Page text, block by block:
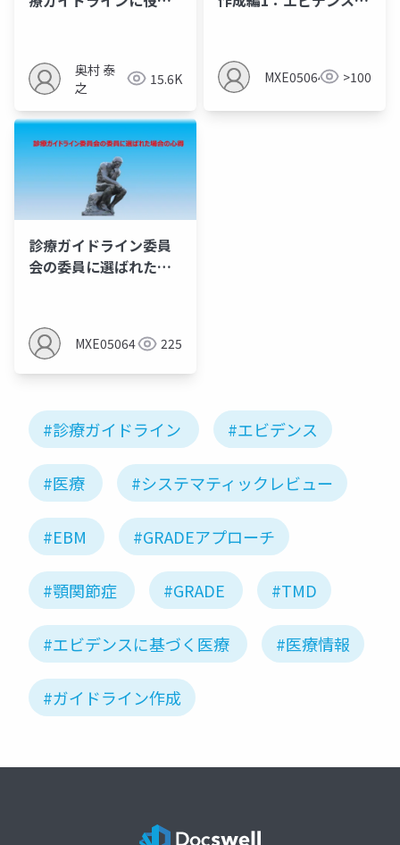
奥村 泰
之
15.6K MXE05064 >100
診療ガイドライン委員
会の委員に選ばれた場
MXE05064 225
#診療ガイドライン #エビデンス
#医療 #システマティックレビュー
#EBM #GRADEアプローチ
#顎関節症 #GRADE #TMD
#エビデンスに基づく医療 #医療情報
#ガイドライン作成